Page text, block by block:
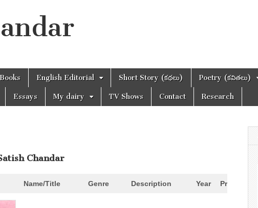
Books English Editorial Short Story (కథలు) Poetry (కవితలు)
Essays My dairy TV Shows Contact Research
Chandar
Name/Title Genre Description Year Price